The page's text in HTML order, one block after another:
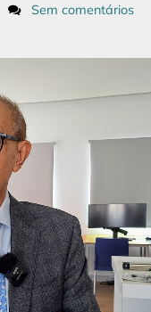
Sem comentários